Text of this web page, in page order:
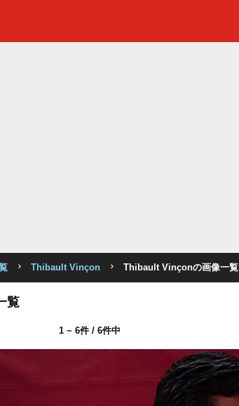
Thibault Vinçon Thibault Vinçonの画像一覧
覧
1 ~ 6件 / 6件中